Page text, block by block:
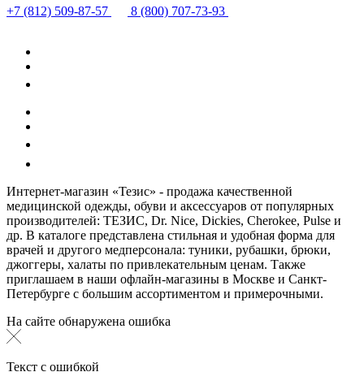
+7 (812) 509-87-57 8 (800) 707-73-93
Интернет-магазин «Тезис» - продажа качественной
медицинской одежды, обуви и аксессуаров от популярных
производителей: ТЕЗИС, Dr. Nice, Dickies, Cherokee, Pulse и
др. В каталоге представлена стильная и удобная форма для
врачей и другого медперсонала: туники, рубашки, брюки,
джоггеры, халаты по привлекательным ценам. Также
приглашаем в наши офлайн-магазины в Москве и Санкт-
Петербурге с большим ассортиментом и примерочными.
На сайте обнаружена ошибка
Текст с ошибкой